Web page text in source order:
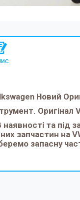
Новий
Оригінал
та під
запчастин на
запасну